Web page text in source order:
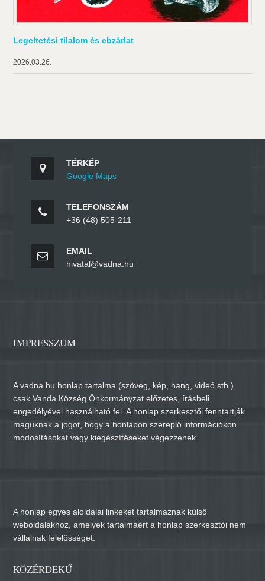
Legeltetési tilalom és ebzárlat
2026.03.26.
TÉRKÉP
Google Maps
TELEFONSZÁM
+36 (48) 505-211
EMAIL
hivatal@vadna.hu
IMPRESSZUM
A vadna.hu honlap tartalma (szöveg, kép, hang, videó stb.)
csak Vanda Község Önkormányzat előzetes, írásbeli
engedélyével használható fel. A honlap szerkesztői fenntartják
maguknak a jogot, hogy a honlapon szereplő információkon
módosításokat vagy kiegészítéseket végezzenek.
A honlap egyes aloldalai linkeket tartalmaznak külső
weboldalakhoz, amelyek tartalmáért a honlap szerkesztői nem
vállalnak felelősséget.
KÖZÉRDEKŰ